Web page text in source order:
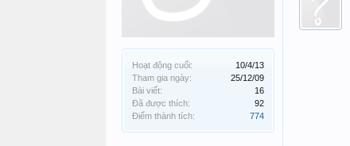
Hoạt động cuối:
10/4/13
Tham gia ngày:
25/12/09
Bài viết:
16
Đã được thích:
92
Điểm thành tích:
774